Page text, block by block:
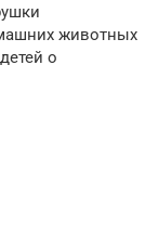
животных
о